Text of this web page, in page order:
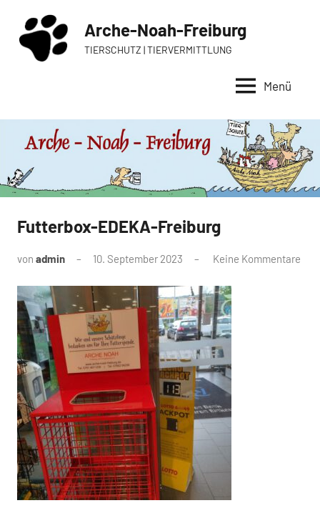
Inhalt
springen
Arche-Noah-Freiburg
TIERSCHUTZ | TIERVERMITTLUNG
Menü
Futterbox-EDEKA-Freiburg
von admin 10. September 2023 Keine Kommentare